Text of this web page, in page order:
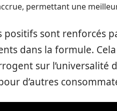
permettant une
positifs sont renforcés
dans la formule.
sur l’universalité
d’autres